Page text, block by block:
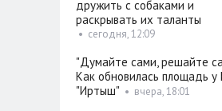
дружить с собаками и
раскрывать их таланты
• сегодня, 12:09
"Думайте сами, решайте
Как обновилась площадь
"Иртыш" • вчера, 18:01